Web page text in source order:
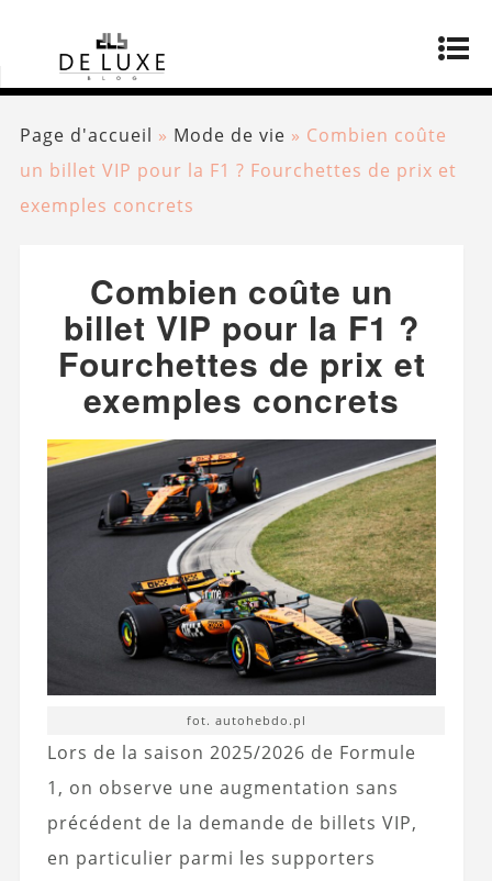
Page d'accueil » Mode de vie » Combien coûte
un billet VIP pour la F1 ? Fourchettes de prix et
exemples concrets
Combien coûte un
billet VIP pour la F1 ?
Fourchettes de prix et
exemples concrets
fot. autohebdo.pl
Lors de la saison 2025/2026 de Formule
1, on observe une augmentation sans
précédent de la demande de billets VIP,
en particulier parmi les supporters